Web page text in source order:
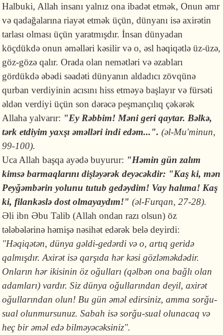
Halbuki, Allah insanı yalnız ona ibadət etmək, Onun əmr
və qadağalarına riayət etmək üçün, dünyanı isə axirətin
tarlası olması üçün yaratmışdır. İnsan dünyadan
köçdükdə onun əməlləri kəsilir və o, əsl həqiqətlə üz-üzə,
göz-gözə qalır. Orada olan nemətləri və əzabları
gördükdə əbədi səadəti dünyanın aldadıcı zövqünə
qurban verdiyinin acısını hiss etməyə başlayır və fürsəti
əldən verdiyi üçün son dərəcə peşmançılıq çəkərək
Allaha yalvarır: "Ey Rəbbim! Məni geri qaytar. Bəlkə,
tərk etdiyim yaxşı əməlləri indi edəm...". (əl-Mu'minun,
99-100).
Uca Allah başqa ayədə buyurur: "Həmin gün zalım
kimsə barmaqlarını dişləyərək deyəcəkdir: "Kaş ki, mən
Peyğəmbərin yolunu tutub gedəydim! Vay halıma! Kaş
ki, filankəslə dost olmayaydım!"(əl-Furqan, 27-28).
Əli ibn Əbu Talib (Allah ondan razı olsun) öz
tələbələrinə həmişə nəsihət edərək belə deyirdi:
"Həqiqətən, dünya gəldi-gedərdi və o, artıq geridə
qalmışdır. Axirət isə qarşıda hər kəsi gözləməkdədir.
Onların hər ikisinin öz oğulları (qəlbən ona bağlı olan
adamları) vardır. Siz dünya oğullarından deyil, axirət
oğullarından olun! Bu gün əməl edirsiniz, amma sorğu-
sual olunmursunuz. Sabah isə sorğu-sual olunacaq və
heç bir əməl edə bilməyəcəksiniz".